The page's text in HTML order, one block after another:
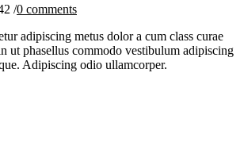
/0 comments
adipiscing metus dolor a cum class curae
ut phasellus commodo vestibulum adipiscing
Adipiscing odio ullamcorper.